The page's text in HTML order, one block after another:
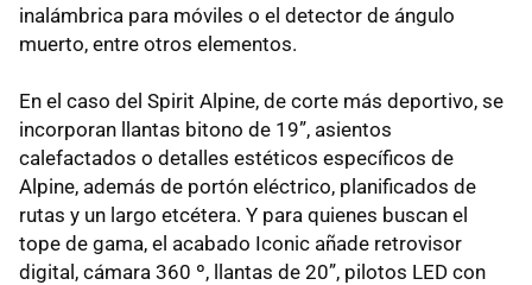
inalámbrica para móviles o el detector de ángulo
muerto, entre otros elementos.
En el caso del Spirit Alpine, de corte más deportivo, se
incorporan llantas bitono de 19”, asientos
calefactados o detalles estéticos específicos de
Alpine, además de portón eléctrico, planificados de
rutas y un largo etcétera. Y para quienes buscan el
tope de gama, el acabado Iconic añade retrovisor
digital, cámara 360 º, llantas de 20”, pilotos LED con